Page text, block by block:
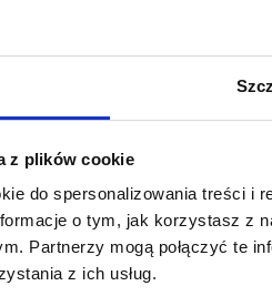
z plików cookie
do spersonalizowania treści i
o tym, jak korzystasz z
Partnerzy mogą połączyć te
z ich usług.
poszukujących modnych
kompleksie Plac Unii.
akcesoria i dekoracje do
którzy poszukują ciekawych
pasażu to także kolejny
Pepco spotka się z pozytywnym
Czesak, Senior Associate